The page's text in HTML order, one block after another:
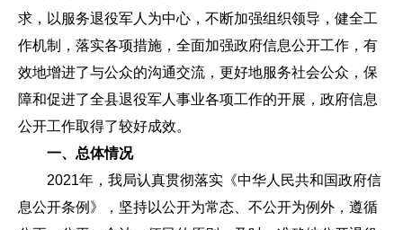
求，以服务退役军人为中心，不断加强组织领导，健全工
作机制，落实各项措施，全面加强政府信息公开工作，有
效地增进了与公众的沟通交流，更好地服务社会公众，保
障和促进了全县退役军人事业各项工作的开展，政府信息
公开工作取得了较好成效。
一、总体情况
2021年，我局认真贯彻落实《中华人民共和国政府信
息公开条例》，坚持以公开为常态、不公开为例外，遵循